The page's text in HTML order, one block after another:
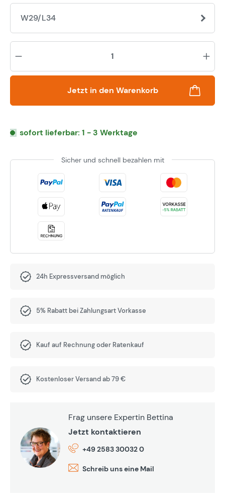
W29/L34
Jetzt in den Warenkorb
sofort lieferbar: 1 - 3 Werktage
Sicher und schnell bezahlen mit
24h Expressversand möglich
5% Rabatt bei Zahlungsart Vorkasse
Kauf auf Rechnung oder Ratenkauf
Kostenloser Versand ab 79 €
Frag unsere Expertin Bettina
Jetzt kontaktieren
+49 2583 30032 0
Schreib uns eine Mail